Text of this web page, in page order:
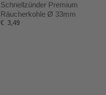
Schnellzünder Premium
Räucherkohle Ø 33mm
€ 3,49